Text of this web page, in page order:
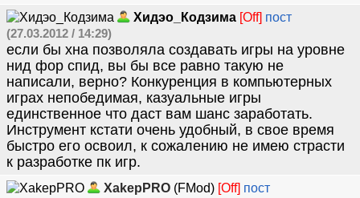
Хидэо_Кодзима [Off] пост
(27.03.2012 / 14:29)
если бы хна позволяла создавать игры на уровне
нид фор спид, вы бы все равно такую не
написали, верно? Конкуренция в компьютерных
играх непобедимая, казуальные игры
единственное что даст вам шанс заработать.
Инструмент кстати очень удобный, в свое время
быстро его освоил, к сожалению не имею страсти
к разработке пк игр.
XakepPRO (FMod) [Off] пост